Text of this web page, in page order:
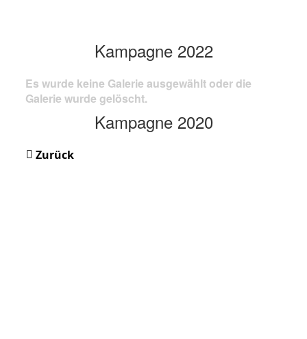
Kampagne 2022
Es wurde keine Galerie ausgewählt oder die
Galerie wurde gelöscht.
Kampagne 2020
Zurück